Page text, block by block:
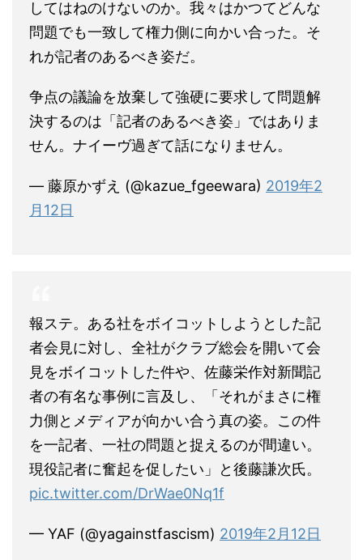
してはねのけないのか。我々はかつてどんな
問題でも一致して権力側に向かい合った。そ
れが記者のあるべき姿だ。
争点の議論を放棄して強硬に要求して問題解
決するのは「記者のあるべき姿」ではありま
せん。ナイーヴ過ぎて話になりません。
— 藤原かずえ (@kazue_fgeewara) 2019年2
月12日
報ステ。ある社をボイコットしようとした記
者会見に対し、全社がクラブ総会を開いて会
見をボイコットした件や、佐藤栄作対新聞記
者の有名な事例に言及し、「それがまさに権
力側とメディアが向かい合う真の姿。この件
を一記者、一社の問題と捉えるのが間違い。
現役記者に奮起を促したい」と後藤謙次氏。
pic.twitter.com/DrWae0Nq1f
— YAF (@yagainstfascism) 2019年2月12日